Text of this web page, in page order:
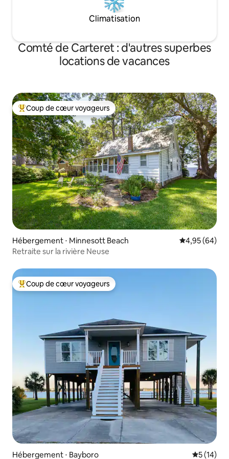
Climatisation
Comté de Carteret : d'autres superbes
locations de vacances
Coups de cœur voyageurs les plus appréciés
Coup de cœur voyageurs
Hébergement ⋅ Minnesott Beach Évaluation
4,95 (64)
Retraite sur la rivière Neuse
Coups de cœur voyageurs les plus appréciés
Coup de cœur voyageurs
Hébergement ⋅ Bayboro 5 (14)